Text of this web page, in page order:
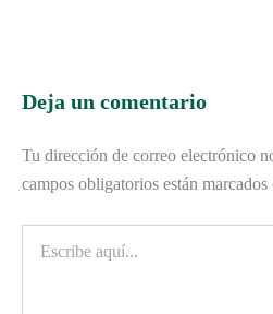
Deja un comentario
Tu dirección de correo electrónico
campos obligatorios están marcados
aquí...